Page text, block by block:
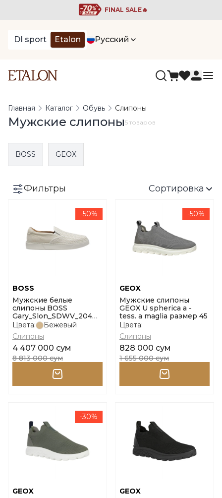
FINAL SALE🔥
DI sport Etalon Русский
Главная Каталог Обувь Слипоны
Мужские слипоны5 товаров
BOSS GEOX
Фильтры Сортировка
-50%
BOSS
Мужские белые
слипоны BOSS
Gary_Slon_SDWV_204
размер 41
Цвета:
Бежевый
Слипоны
4 407 000 сум
8 813 000 сум
-50%
GEOX
Мужские слипоны
GEOX U spherica a -
tess. a maglia размер 45
Цвета:
Слипоны
828 000 сум
1 655 000 сум
-30%
GEOX
GEOX